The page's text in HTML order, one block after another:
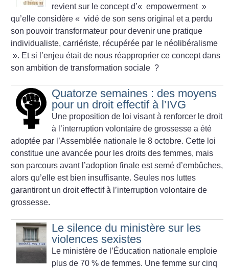
revient sur le concept d’« empowerment »
qu’elle considère « vidé de son sens original et a perdu
son pouvoir transformateur pour devenir une pratique
individualiste, carriériste, récupérée par le néolibéralisme
». Et si l’enjeu était de nous réapproprier ce concept dans
son ambition de transformation sociale ?
Quatorze semaines : des moyens
pour un droit effectif à l’IVG
Une proposition de loi visant à renforcer le droit
à l’interruption volontaire de grossesse a été
adoptée par l’Assemblée nationale le 8 octobre. Cette loi
constitue une avancée pour les droits des femmes, mais
son parcours avant l’adoption finale est semé d’embûches,
alors qu’elle est bien insuffisante. Seules nos luttes
garantiront un droit effectif à l’interruption volontaire de
grossesse.
Le silence du ministère sur les
violences sexistes
Le ministère de l’Éducation nationale emploie
plus de 70 % de femmes. Une femme sur cinq